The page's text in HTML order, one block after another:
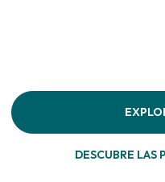
DESCUBRE LAS